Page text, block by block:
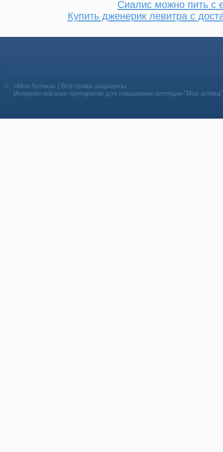
Сиалис можно пить с
Купить дженерик левитра с
«Моя Аптека» | Все права защищены
Интернет-магазин препаратов для повышения потенции “Моя